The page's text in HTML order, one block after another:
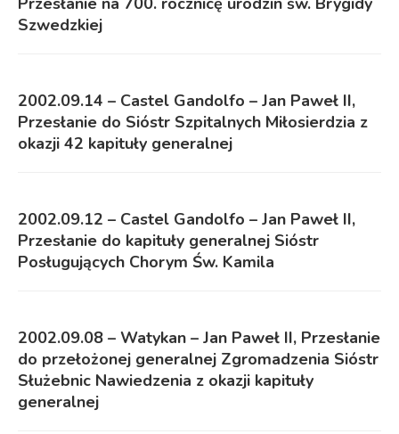
Szwedzkiej
2002.09.14 – Castel Gandolfo – Jan Paweł II,
Przesłanie do Sióstr Szpitalnych Miłosierdzia z
okazji 42 kapituły generalnej
2002.09.12 – Castel Gandolfo – Jan Paweł II,
Przesłanie do kapituły generalnej Sióstr
Posługujących Chorym Św. Kamila
2002.09.08 – Watykan – Jan Paweł II, Przesłanie
do przełożonej generalnej Zgromadzenia Sióstr
Służebnic Nawiedzenia z okazji kapituły
generalnej